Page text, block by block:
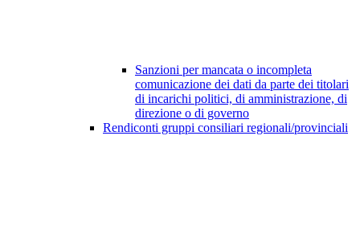
Sanzioni per mancata o incompleta
comunicazione dei dati da parte dei titolari
di incarichi politici, di amministrazione, di
direzione o di governo
Rendiconti gruppi consiliari regionali/provinciali